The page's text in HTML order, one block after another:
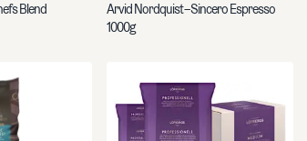
artikelnummer och artiklar
Blend
Arvid Nordquist – Sincero Espresso
1000g